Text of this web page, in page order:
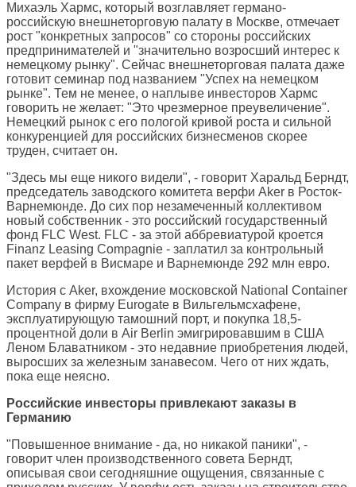
Михаэль Хармс, который возглавляет германо-
российскую внешнеторговую палату в Москве, отмечает
рост "конкретных запросов" со стороны российских
предпринимателей и "значительно возросший интерес к
немецкому рынку". Сейчас внешнеторговая палата даже
готовит семинар под названием "Успех на немецком
рынке". Тем не менее, о наплыве инвесторов Хармс
говорить не желает: "Это чрезмерное преувеличение".
Немецкий рынок с его пологой кривой роста и сильной
конкуренцией для российских бизнесменов скорее
труден, считает он.
"Здесь мы еще никого видели", - говорит Харальд Берндт,
председатель заводского комитета верфи Aker в Росток-
Варнемюнде. До сих пор незамеченный коллективом
новый собственник - это российский государственный
фонд FLC West. FLC - за этой аббревиатурой кроется
Finanz Leasing Compagnie - заплатил за контрольный
пакет верфей в Висмаре и Варнемюнде 292 млн евро.
История с Aker, вхождение московской National Container
Company в фирму Eurogate в Вильгельмсхафене,
эксплуатирующую тамошний порт, и покупка 18,5-
процентной доли в Air Berlin эмигрировавшим в США
Леном Блаватником - это недавние приобретения людей,
выросших за железным занавесом. Чего от них ждать,
пока еще неясно.
Российские инвесторы привлекают заказы в
Германию
"Повышенное внимание - да, но никакой паники", -
говорит член производственного совета Берндт,
описывая свои сегодняшние ощущения, связанные с